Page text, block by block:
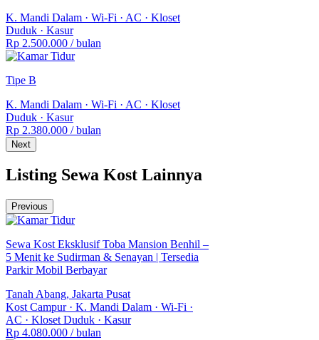
K. Mandi Dalam · Wi-Fi · AC · Kloset
Duduk · Kasur
Rp 2.500.000 / bulan
Tipe B
K. Mandi Dalam · Wi-Fi · AC · Kloset
Duduk · Kasur
Rp 2.380.000 / bulan
Next
Listing Sewa Kost Lainnya
Previous
Sewa Kost Eksklusif Toba Mansion Benhil –
5 Menit ke Sudirman & Senayan | Tersedia
Parkir Mobil Berbayar
Tanah Abang, Jakarta Pusat
Kost Campur· K. Mandi Dalam · Wi-Fi ·
AC · Kloset Duduk · Kasur
Rp 4.080.000 / bulan